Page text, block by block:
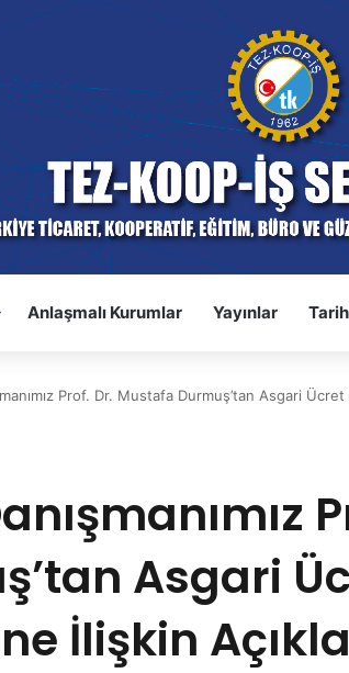
Anlaşmalı Kurumlar Yayınlar
Prof. Dr. Mustafa Durmuş’tan Asgari
Asgari
İlişkin